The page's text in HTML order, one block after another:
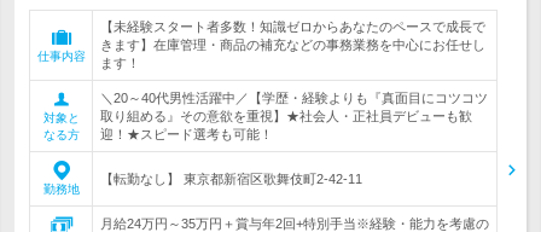
仕事内容
【未経験スタート者多数！知識ゼロからあなたのペースで成長で
きます】在庫管理・商品の補充などの事務業務を中心にお任せし
ます！
対象と
なる方
＼20～40代男性活躍中／【学歴・経験よりも『真面目にコツコツ
取り組める』その意欲を重視】★社会人・正社員デビューも歓
迎！★スピード選考も可能！
勤務地
【転勤なし】 東京都新宿区歌舞伎町2-42-11
月給24万円～35万円＋賞与年2回+特別手当※経験・能力を考慮の